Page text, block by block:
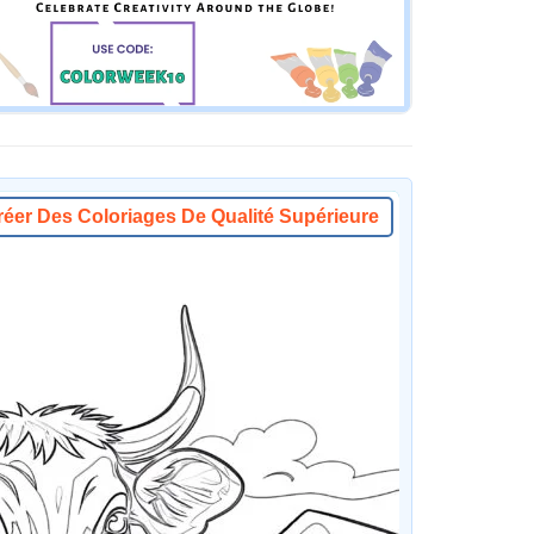
Des Coloriages De Qualité Supérieure